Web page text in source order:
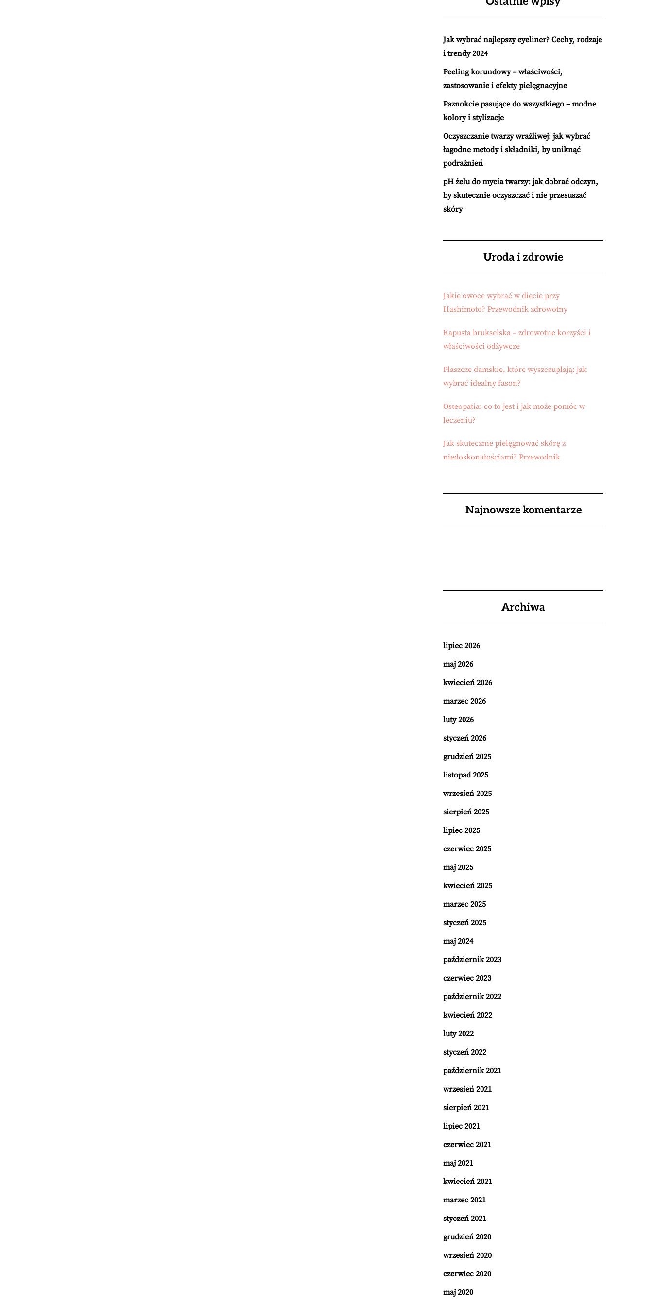
Jak wybrać najlepszy eyeliner? Cechy, rodzaje
i trendy 2024
Peeling korundowy – właściwości,
zastosowanie i efekty pielęgnacyjne
Paznokcie pasujące do wszystkiego – modne
kolory i stylizacje
Oczyszczanie twarzy wrażliwej: jak wybrać
łagodne metody i składniki, by uniknąć
podrażnień
pH żelu do mycia twarzy: jak dobrać odczyn,
by skutecznie oczyszczać i nie przesuszać
skóry
Uroda i zdrowie
Jakie owoce wybrać w diecie przy
Hashimoto? Przewodnik zdrowotny
Kapusta brukselska – zdrowotne korzyści i
właściwości odżywcze
Płaszcze damskie, które wyszczuplają: jak
wybrać idealny fason?
Osteopatia: co to jest i jak może pomóc w
leczeniu?
Jak skutecznie pielęgnować skórę z
niedoskonałościami? Przewodnik
Najnowsze komentarze
Archiwa
lipiec 2026
maj 2026
kwiecień 2026
marzec 2026
luty 2026
styczeń 2026
grudzień 2025
listopad 2025
wrzesień 2025
sierpień 2025
lipiec 2025
czerwiec 2025
maj 2025
kwiecień 2025
marzec 2025
styczeń 2025
maj 2024
październik 2023
czerwiec 2023
październik 2022
kwiecień 2022
luty 2022
styczeń 2022
październik 2021
wrzesień 2021
sierpień 2021
lipiec 2021
czerwiec 2021
maj 2021
kwiecień 2021
marzec 2021
styczeń 2021
grudzień 2020
wrzesień 2020
czerwiec 2020
maj 2020